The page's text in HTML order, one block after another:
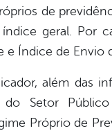
de
geral. Por
e Índice de Envio
além das
Setor
Próprio de